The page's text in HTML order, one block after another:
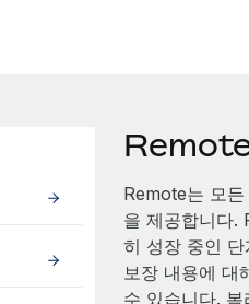
Remote
Remote는 모
을 제공합니다.
히 성장 중인
보장 내용에 대
수 있습니다.